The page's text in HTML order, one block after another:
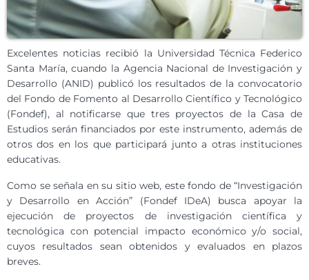
Excelentes noticias recibió la Universidad Técnica Federico
Santa María, cuando la Agencia Nacional de Investigación y
Desarrollo (ANID) publicó los resultados de la convocatorio
del Fondo de Fomento al Desarrollo Científico y Tecnológico
(Fondef), al notificarse que tres proyectos de la Casa de
Estudios serán financiados por este instrumento, además de
otros dos en los que participará junto a otras instituciones
educativas.
Como se señala en su sitio web, este fondo de “Investigación
y Desarrollo en Acción” (Fondef IDeA) busca apoyar la
ejecución de proyectos de investigación científica y
tecnológica con potencial impacto económico y/o social,
cuyos resultados sean obtenidos y evaluados en plazos
breves.